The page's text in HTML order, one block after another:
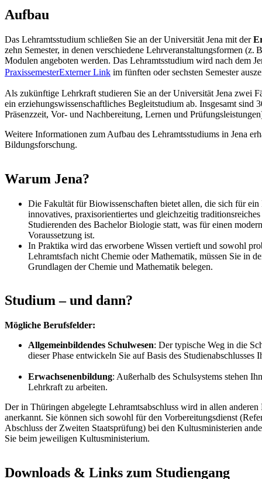
Aufbau
Das Lehramtsstudium schließen Sie an der Universität Jena mit der
zehn Semester, in denen verschiedene Lehrveranstaltungsformen
Modulen angeboten werden. Das Lehramtsstudium wird nach dem
PraxissemesterExterner Link im fünften oder sechsten Semester
Als zukünftige Lehrkraft studieren Sie an der Universität Jena zwei
ein erziehungswissenschaftliches Begleitstudium ab. Insgesamt
Präsenzzeit, Vor- und Nachbereitung, Lernen und
Weitere Informationen zum Aufbau des Lehramtsstudiums in Jena
Bildungsforschung.
Warum Jena?
Die Fakultät für Biowissenschaften bietet allen, die sich für
innovatives, praxisorientiertes und gleichzeitig
Studierenden des Bachelor Biologie statt, was für einen
Voraussetzung ist.
In Praktika wird das erworbene Wissen vertieft und sowohl
Lehramtsfach nicht Chemie oder Mathematik, müssen Sie in
Grundlagen der Chemie und Mathematik belegen.
Studium – und dann?
Mögliche Berufsfelder:
Allgemeinbildendes Schulwesen: Der typische Weg in die
dieser Phase entwickeln Sie auf Basis des
Erwachsenenbildung: Außerhalb des Schulsystems stehen
Lehrkraft zu arbeiten.
Der in Thüringen abgelegte Lehramtsabschluss wird in allen
anerkannt. Sie können sich sowohl für den Vorbereitungsdienst
Abschluss der Zweiten Staatsprüfung) bei den Kultusministerien
Sie beim jeweiligen Kultusministerium.
Downloads & Links zum Studiengang